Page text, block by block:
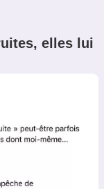
elles lui